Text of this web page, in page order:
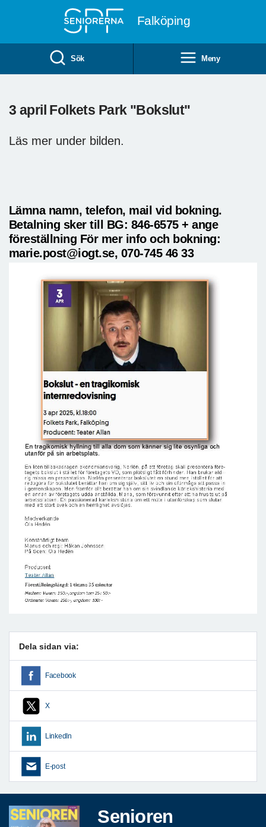
Falköping
Sök Meny
3 april Folkets Park "Bokslut"
Läs mer under bilden.
Lämna namn, telefon, mail vid bokning.
Betalning sker till BG: 846-6575 + ange
föreställning För mer info och bokning:
marie.post@iogt.se, 070-745 46 33
Dela sidan via:
Facebook
X
LinkedIn
E-post
Senioren